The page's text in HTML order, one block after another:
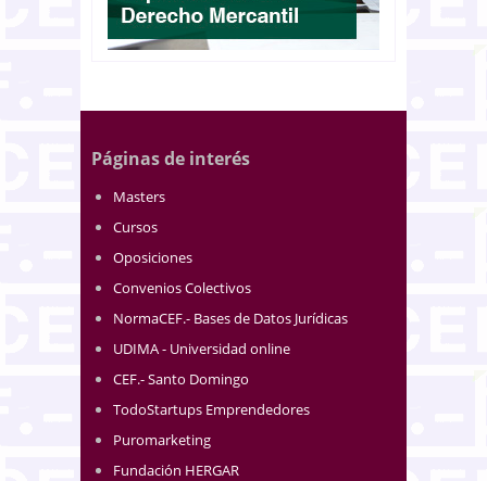
Páginas de interés
Masters
Cursos
Oposiciones
Convenios Colectivos
NormaCEF.- Bases de Datos Jurídicas
UDIMA - Universidad online
CEF.- Santo Domingo
TodoStartups Emprendedores
Puromarketing
Fundación HERGAR